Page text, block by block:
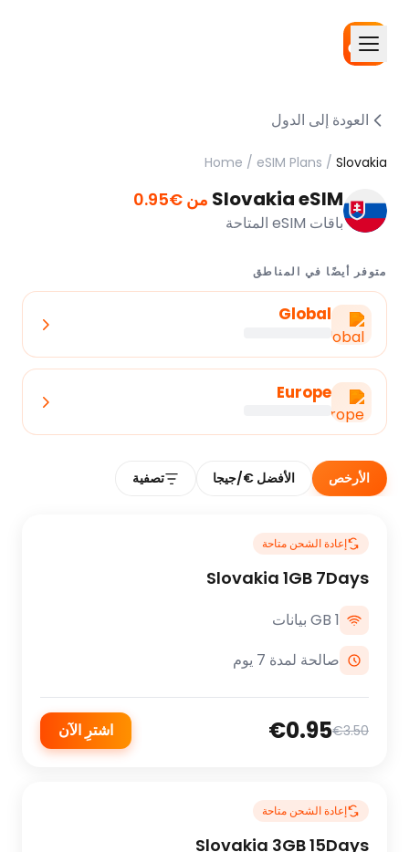
العودة إلى الدول
Home / eSIM Plans / Slovakia
Slovakia eSIM من €0.95
باقات eSIM المتاحة
متوفر أيضًا في المناطق
Global
Europe
الأرخص الأفضل €/جيجا تصفية
إعادة الشحن متاحة
Slovakia 1GB 7Days
1 GB بيانات
صالحة لمدة 7 يوم
€3.50
€0.95 اشترِ الآن
إعادة الشحن متاحة
Slovakia 3GB 15Days